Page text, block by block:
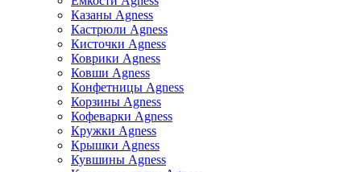
Казаны Agness
Кастрюли Agness
Кисточки Agness
Коврики Agness
Ковши Agness
Конфетницы Agness
Корзины Agness
Кофеварки Agness
Кружки Agness
Крышки Agness
Кувшины Agness